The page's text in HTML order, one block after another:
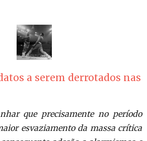
a serem derrotados nas
que precisamente no período
esvaziamento da massa crítica